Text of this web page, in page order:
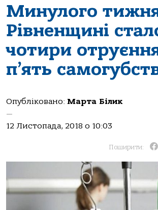
Минулого
Рівненщині
чотири
п’ять
Опубліковано: Марта Білик
—
12 Листопада, 2018 о 10:03
Поширити: